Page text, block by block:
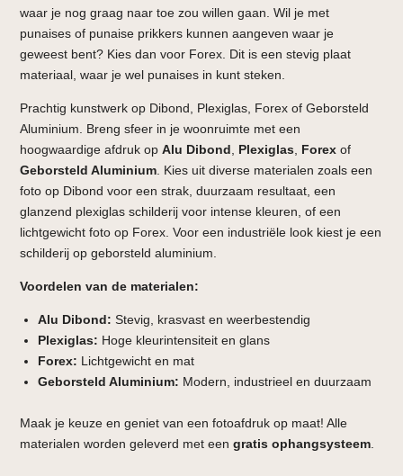
waar je nog graag naar toe zou willen gaan. Wil je met
punaises of punaise prikkers kunnen aangeven waar je
geweest bent? Kies dan voor Forex. Dit is een stevig plaat
materiaal, waar je wel punaises in kunt steken.
Prachtig kunstwerk op Dibond, Plexiglas, Forex of Geborsteld
Aluminium. Breng sfeer in je woonruimte met een
hoogwaardige afdruk opAlu Dibond Plexiglas Forex of
Geborsteld Aluminium . Kies uit diverse materialen zoals een
foto op Dibond voor een strak, duurzaam resultaat, een
glanzend plexiglas schilderij voor intense kleuren, of een
lichtgewicht foto op Forex. Voor een industriële look kiest je een
schilderij op geborsteld aluminium.
Voordelen van de materialen:
Alu Dibond: Stevig, krasvast en weerbestendig
Plexiglas: Hoge kleurintensiteit en glans
Forex: Lichtgewicht en mat
Geborsteld Aluminium: Modern, industrieel en duurzaam
Maak je keuze en geniet van een fotoafdruk op maat! Alle
materialen worden geleverd met eengratis ophangsysteem